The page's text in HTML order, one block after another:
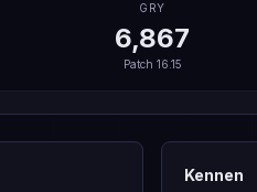
GRY
6,867
Patch 16.15
Kennen